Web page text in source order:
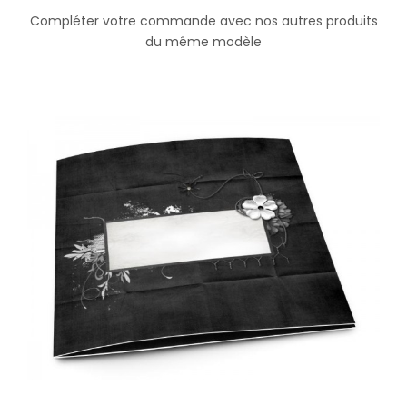
Compléter votre commande avec nos autres produits
du même modèle